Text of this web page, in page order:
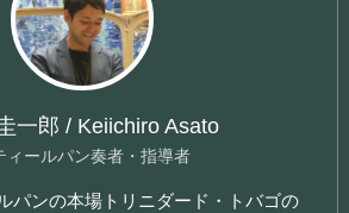
一郎 / Keiichiro Asato
ィールパン奏者・指導者
パンの本場トリニダード・トバゴの